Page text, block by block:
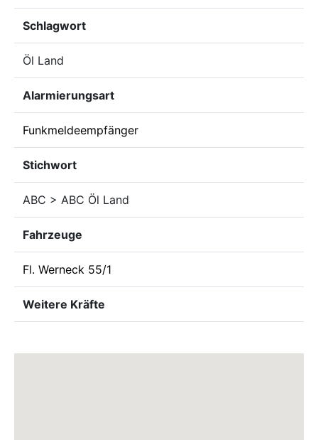
Schlagwort
Öl Land
Alarmierungsart
Funkmeldeempfänger
Stichwort
ABC > ABC Öl Land
Fahrzeuge
Fl. Werneck 55/1
Weitere Kräfte